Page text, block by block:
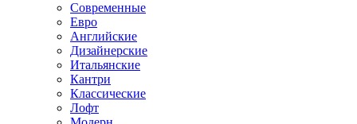
Современные
Евро
Английские
Дизайнерские
Итальянские
Кантри
Классические
Лофт